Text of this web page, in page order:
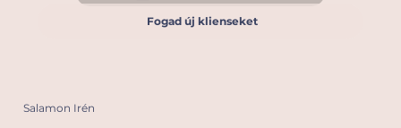
Fogad új klienseket
Salamon Irén